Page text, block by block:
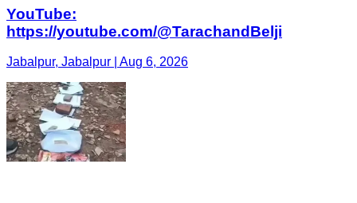
YouTube:
https://youtube.com/@TarachandBelji
Jabalpur, Jabalpur | Aug 6, 2026